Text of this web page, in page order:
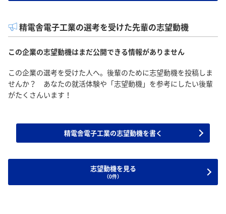
精電舎電子工業の選考を受けた先輩の志望動機
この企業の志望動機はまだ公開できる情報がありません
この企業の選考を受けた人へ。後輩のために志望動機を投稿しま
せんか？ あなたの就活体験や「志望動機」を参考にしたい後輩
がたくさんいます！
精電舎電子工業の志望動機を書く
志望動機を見る
（0件）